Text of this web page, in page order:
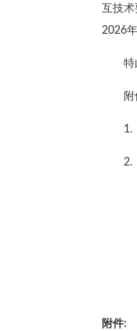
互技
2026
特
附
1.
2.
附件: